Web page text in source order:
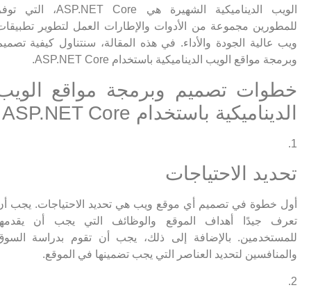
الويب الديناميكية الشهيرة هي ASP.NET Core، التي توفر
للمطورين مجموعة من الأدوات والإطارات العمل لتطوير تطبيقات
ويب عالية الجودة والأداء. في هذه المقالة، سنتناول كيفية تصميم
وبرمجة مواقع الويب الديناميكية باستخدام ASP.NET Core.
خطوات تصميم وبرمجة مواقع الويب
الديناميكية باستخدام ASP.NET Core
1.
تحديد الاحتياجات
أول خطوة في تصميم أي موقع ويب هي تحديد الاحتياجات. يجب أن
تعرف جيدًا أهداف الموقع والوظائف التي يجب أن يقدمها
للمستخدمين. بالإضافة إلى ذلك، يجب أن تقوم بدراسة السوق
والمنافسين لتحديد العناصر التي يجب تضمينها في الموقع.
2.